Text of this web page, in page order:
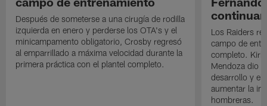
Después de someterse a una cirugía de rodilla
izquierda en enero y perderse los OTA's y el
minicampamento obligatorio, Crosby regresó
al emparrillado a máxima velocidad durante la
primera práctica con el plantel completo.
Los Raiders
campo de
completo. Kirk
Mendoza dio
desarrollo y el
aumentar la
hombreras.